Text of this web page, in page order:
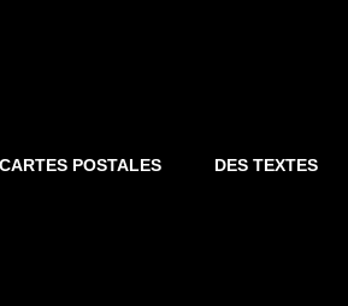
POSTALES DES TEXTES